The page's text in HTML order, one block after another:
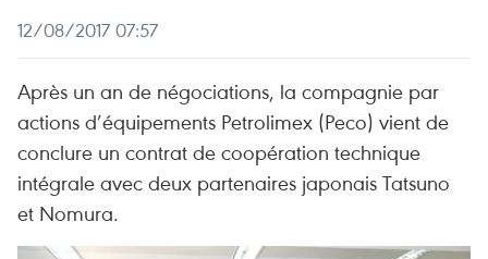
12/08/2017 07:57
Après un an de négociations, la compagnie par
actions d’équipements Petrolimex (Peco) vient de
conclure un contrat de coopération technique
intégrale avec deux partenaires japonais Tatsuno
et Nomura.